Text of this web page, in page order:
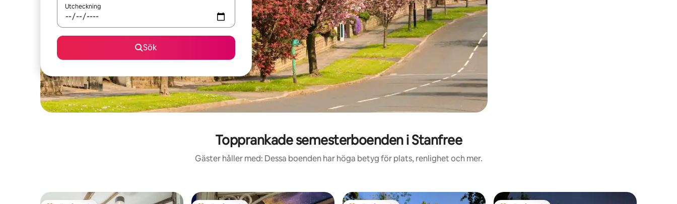
Utcheckning
Sök
Topprankade semesterboenden i Stanfree
Gäster håller med: Dessa boenden har höga betyg för plats, renlighet och mer.